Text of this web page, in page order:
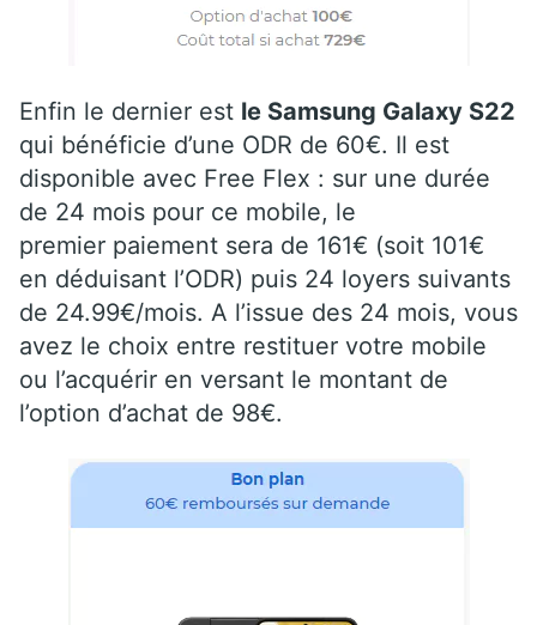
Enfin le dernier est le Samsung Galaxy S22
qui bénéficie d’une ODR de 60€. Il est
disponible avec Free Flex : sur une durée
de 24 mois pour ce mobile, le
premier paiement sera de 161€ (soit 101€
en déduisant l’ODR) puis 24 loyers suivants
de 24.99€/mois. A l’issue des 24 mois, vous
avez le choix entre restituer votre mobile
ou l’acquérir en versant le montant de
l’option d’achat de 98€.